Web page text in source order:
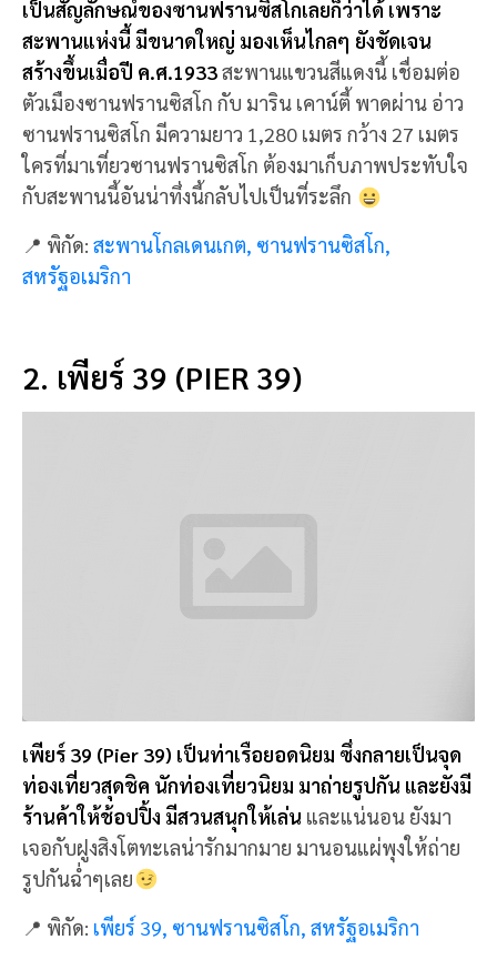
สร้างขึ้นเมื่อปี ค.ศ.1933สะพานแขวนสีแดงนี้ เชื่อมต่อ
ตัวเมืองซานฟรานซิสโก กับ มาริน เคาน์ตี้ พาดผ่าน อ่าว
ซานฟรานซิสโก มีความยาว 1,280 เมตร กว้าง 27 เมตร
ใครที่มาเที่ยวซานฟรานซิสโก ต้องมาเก็บภาพประทับใจ
กับสะพานนี้อันน่าทึ่งนี้กลับไปเป็นที่ระลึก
📍 พิกัด:สะพานโกลเดนเกต, ซานฟรานซิสโก,
เจอกับฝูงสิงโตทะเลน่ารักมากมาย มานอนแผ่พุงให้ถ่าย
รูปกันฉ่ำๆเลย
📍 พิกัด:เพียร์ 39, ซานฟรานซิสโก, สหรัฐอเมริกา
3. ท่าเรือ ฟิชเชอร์ แมนวาร์ฟ